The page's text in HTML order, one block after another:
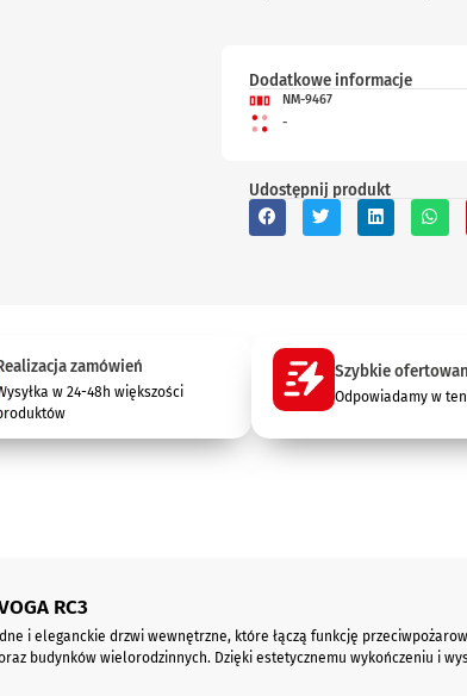
Dodatkowe informacje
NM-9467
-
Udostępnij produkt
zamówień
w 24-48h większości
Szybkie
Odpowiadamy w
RC3
i eleganckie drzwi wewnętrzne, które łączą funkcję
budynków wielorodzinnych. Dzięki estetycznemu wykończeniu i